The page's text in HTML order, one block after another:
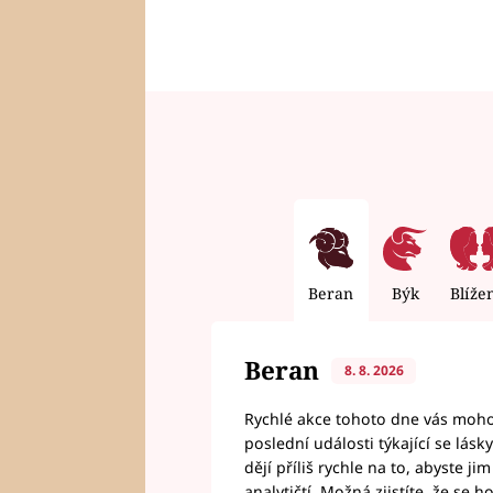
Beran Býk
Beran 8. 8. 2026
Rychlé akce tohoto dne vás
poslední události týkající se
dějí příliš rychle na to, abyste